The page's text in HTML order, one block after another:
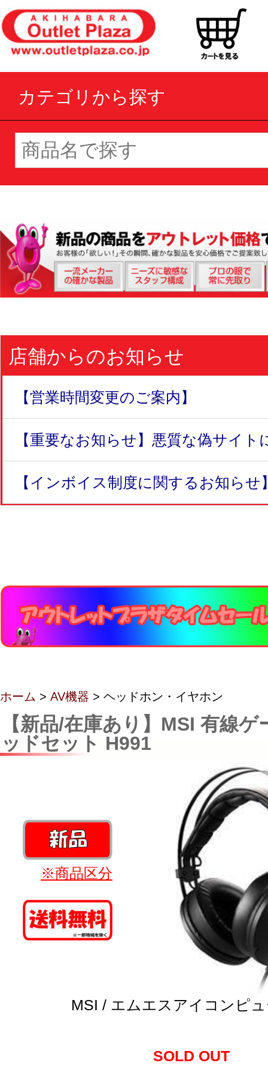
カテゴリから探す
店舗からのお知らせ
【営業時間変更のご案内】
【重要なお知らせ】悪質な偽サイト
【インボイス制度に関するお知らせ
ホーム > AV機器 > ヘッドホン・イヤホン
【新品/在庫あり】MSI 有線
ッドセット H991
※商品区分
MSI / エムエスアイコンピ
SOLD OUT